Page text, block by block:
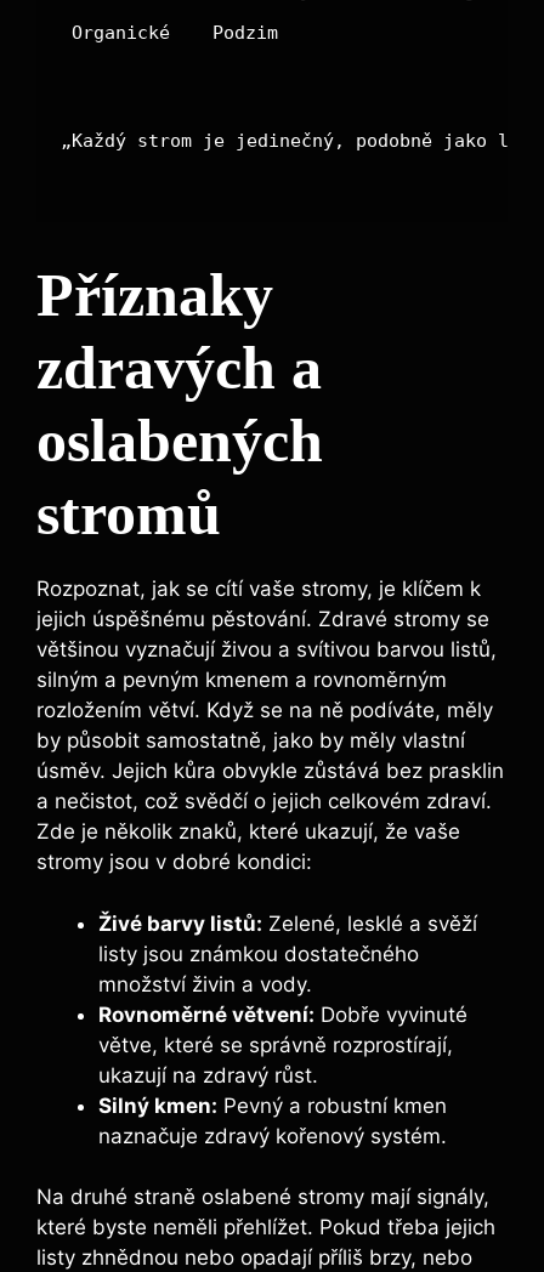
Organické
Podzim
„Každý strom je jedinečný, podobně jako
Příznaky
zdravých a
oslabených
stromů
Rozpoznat, jak se cítí vaše stromy, je klíčem ‌k
jejich‍ úspěšnému pěstování. Zdravé stromy se
většinou ⁤vyznačují živou a svítivou barvou listů,
silným‌ a ⁣pevným kmenem a rovnoměrným
rozložením větví.‍ Když se na ně podíváte, měly
by působit samostatně,⁤ jako‌ by měly vlastní
úsměv. Jejich‍ kůra obvykle zůstává​ bez prasklin
a nečistot, což svědčí⁢ o jejich ⁣celkovém zdraví.
Zde je několik znaků, které ukazují,​ že vaše
stromy jsou ‌v dobré kondici:
Živé​ barvy listů: Zelené, lesklé a svěží
listy jsou‌ známkou dostatečného
množství⁤ živin​ a vody.
Rovnoměrné větvení: Dobře vyvinuté ​
větve, které​ se správně rozprostírají,
ukazují na zdravý⁣ růst.
Silný kmen: Pevný a robustní kmen
naznačuje ⁣zdravý kořenový systém.
Na druhé straně oslabené stromy mají signály,
které byste neměli přehlížet. Pokud třeba jejich
listy zhnědnou nebo opadají příliš brzy,⁤ nebo